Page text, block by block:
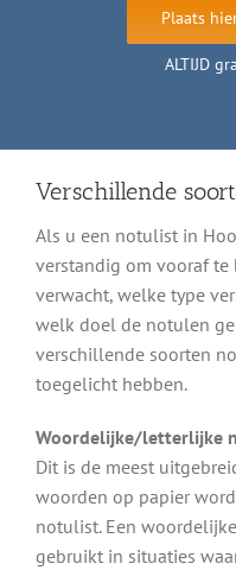
Plaats
ALTIJD
Verschillende
Als u een notulist in
verstandig om vooraf
verwacht, welke type
welk doel de notulen
verschillende soorten
toegelicht hebben.
Woordelijke/letterlijke
Dit is de meest
woorden op papier
notulist. Een
gebruikt in situaties